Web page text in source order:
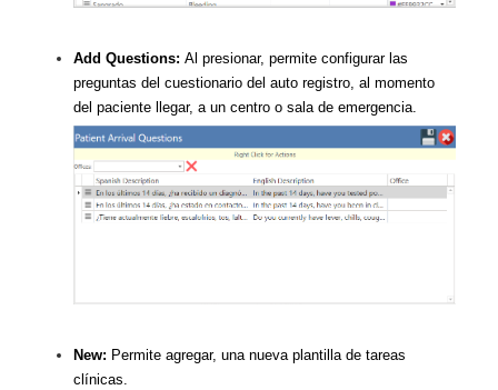
Add Questions: Al presionar, permite configurar las
preguntas del cuestionario del auto registro, al momento
del paciente llegar, a un centro o sala de emergencia.
New: Permite agregar, una nueva plantilla de tareas
clínicas.